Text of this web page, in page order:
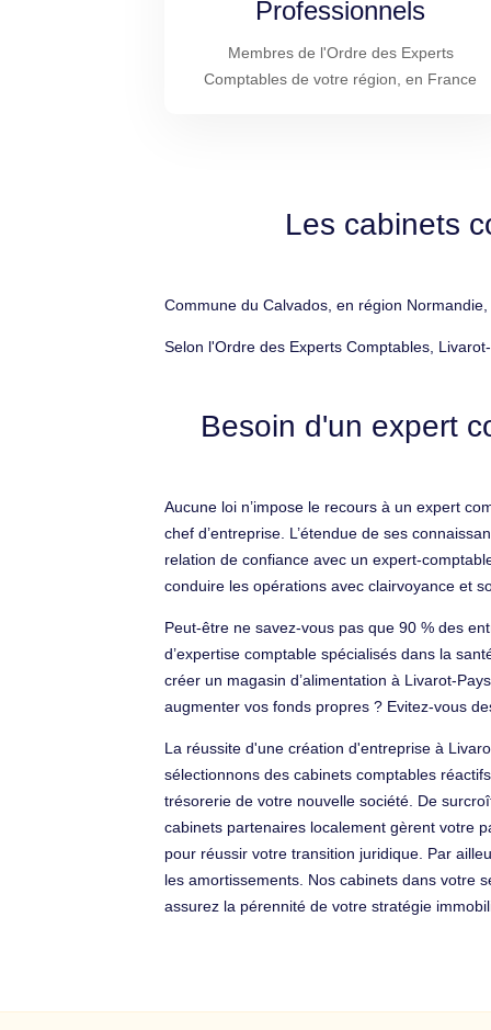
Professionnels
Membres de l'Ordre des Experts
Comptables de votre région, en France
Les cabinets
Commune du Calvados, en région
Selon l'Ordre des Experts Comptables,
Besoin d'un expert
Aucune loi n’impose le recours à un expert
chef d’entreprise. L’étendue de ses
relation de confiance avec un expert-
conduire les opérations avec clairvoyance et
Peut-être ne savez-vous pas que 90 % des
d’expertise comptable spécialisés dans la
créer un magasin d’alimentation à Livarot-
augmenter vos fonds propres ? Evitez-vous
La réussite d'une création d'entreprise à
sélectionnons des cabinets comptables
trésorerie de votre nouvelle société. De
cabinets partenaires localement gèrent votre
pour réussir votre transition juridique. Par
les amortissements. Nos cabinets dans votre
assurez la pérennité de votre stratégie